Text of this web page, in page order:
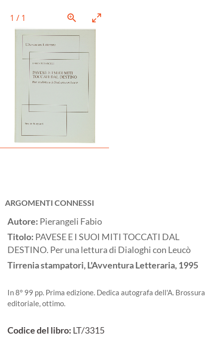
1 / 1
ARGOMENTI CONNESSI
Autore: Pierangeli Fabio
Titolo: PAVESE E I SUOI MITI TOCCATI DAL
DESTINO. Per una lettura di Dialoghi con Leucò
Tirrenia stampatori, L'Avventura Letteraria,1995
In 8° 99 pp. Prima edizione. Dedica autografa dell'A. Brossura
editoriale, ottimo.
Codice del libro: LT/3315